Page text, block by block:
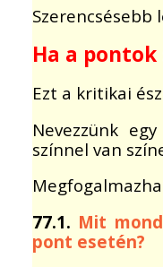
Ha a
Ezt a kritikai
Nevezzünk
színnel van
77.1. Mit
pont esetén?